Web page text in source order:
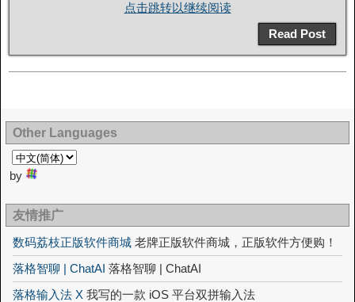
点击跳转以继续阅读
Read Post
Other Languages
by
友情推广
数码荔枝正版软件商城 老牌正版软件商城，正版软件方便购！
落格智聊 | ChatAI 落格智聊 | ChatAI
落格输入法 X 我写的一款 iOS 平台双拼输入法